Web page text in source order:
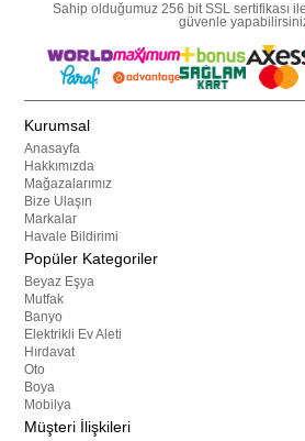
Sahip olduğumuz 256 bit SSL sertifikası
güvenle
Kurumsal
Anasayfa
Hakkımızda
Mağazalarımız
Bize Ulaşın
Markalar
Havale Bildirimi
Popüler Kategoriler
Beyaz Eşya
Mutfak
Banyo
Elektrikli Ev Aleti
Hırdavat
Oto
Boya
Mobilya
Müşteri İlişkileri